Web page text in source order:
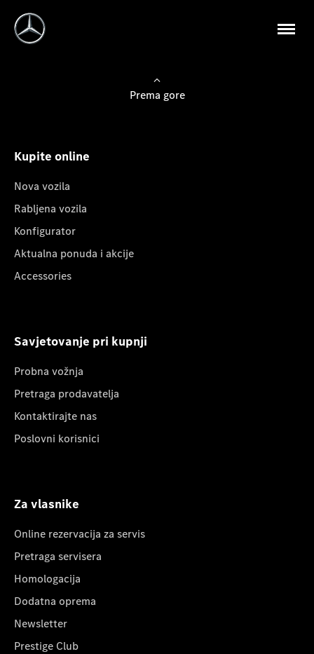
Prema gore
Kupite online
Nova vozila
Rabljena vozila
Konfigurator
Aktualna ponuda i akcije
Accessories
Savjetovanje pri kupnji
Probna vožnja
Pretraga prodavatelja
Kontaktirajte nas
Poslovni korisnici
Za vlasnike
Online rezervacija za servis
Pretraga servisera
Homologacija
Dodatna oprema
Newsletter
Prestige Club